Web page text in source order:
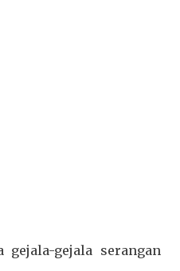
gejala serangan